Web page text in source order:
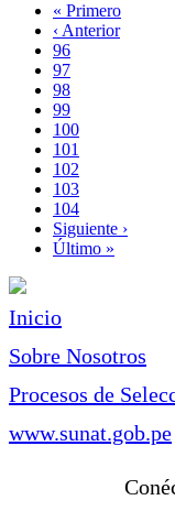
Paginación
Primera
página
« Primero
Página
anterior
‹ Anterior
Page
96
Page
97
Page
98
Page
99
Página
actual
100
Page
101
Page
102
Page
103
Page
104
Siguiente
página
Siguiente ›
Última
Último »
Inicio
Sobre Nosotros
Procesos de
www.sunat.gob.pe